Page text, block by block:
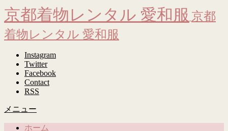
京都着物レンタル 愛和服 京都
着物レンタル 愛和服
Instagram
Twitter
Facebook
Contact
RSS
メニュー
ホーム